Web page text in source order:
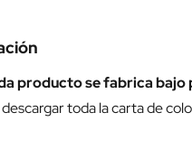
producto se fabrica bajo
toda la carta de